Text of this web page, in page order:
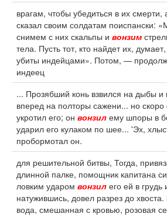
врагам, чтобы убедиться в их смерти,
сказал своим солдатам поиспански:
снимем с них скальпы и вонзим
тела. Пусть тот, кто найдет их,
убиты индейцами». Потом, —
индеец
... Прозябший конь взвился на дыбы и
вперед на полторы сажени... но скоро
укротил его; он вонзил ему шпоры в
ударил его кулаком по шее... 'Эх,
пробормотал он.
для решительной битвы, Тогда,
длинной палке, помощник капитана
ловким ударом вонзил его ей в грудь
натужившись, довел разрез до
вода, смешанная с кровью, розовая